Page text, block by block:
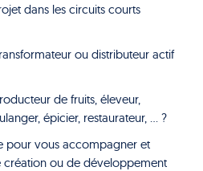
dans les circuits courts
ou distributeur actif
de fruits, éleveur,
épicier, restaurateur, … ?
pour vous accompagner et
ou de développement